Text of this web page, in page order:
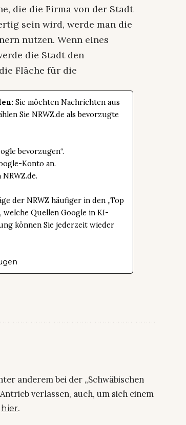
die die Firma von der Stadt
sein wird, werde man die
nutzen. Wenn eines
die Stadt den
Fläche für die
Sie möchten Nachrichten aus
Sie NRWZ.de als bevorzugte
bevorzugen“.
Konto an.
der NRWZ häufiger in den „Top
welche Quellen Google in KI-
können Sie jederzeit wieder
anderem bei der „Schwäbischen
verlassen, auch, um sich einem
hier.